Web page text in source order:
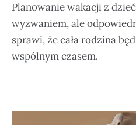
Planowanie wakacji z
wyzwaniem, ale
sprawi, że cała rodzina
wspólnym czasem.